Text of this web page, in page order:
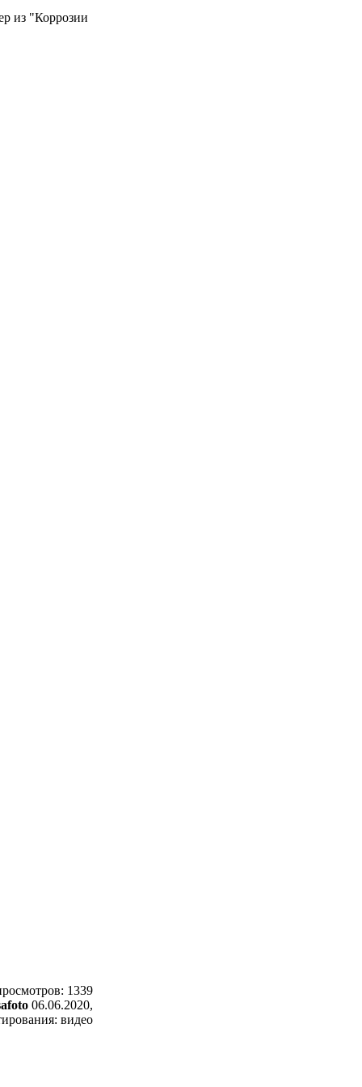
из "Коррозии
1339
06.06.2020,
видео